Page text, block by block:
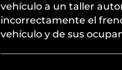
vehículo a un taller
incorrectamente el
vehículo y de sus